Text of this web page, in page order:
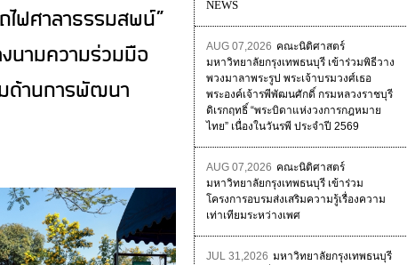
ฟศาลาธรรมสพน์”
นามความร่วมมือ
ด้านการพัฒนา
NEWS
AUG 07,2026 คณะนิติศาสตร์
มหาวิทยาลัยกรุงเทพธนบุรี เข้าร่วมพิธีวาง
พวงมาลาพระรูป พระเจ้าบรมวงศ์เธอ
พระองค์เจ้ารพีพัฒนศักดิ์ กรมหลวงราชบุรี
ดิเรกฤทธิ์ “พระบิดาแห่งวงการกฎหมาย
ไทย” เนื่องในวันรพี ประจำปี 2569
AUG 07,2026 คณะนิติศาสตร์
มหาวิทยาลัยกรุงเทพธนบุรี เข้าร่วม
โครงการอบรมส่งเสริมความรู้เรื่องความ
เท่าเทียมระหว่างเพศ
JUL 31,2026 มหาวิทยาลัยกรุงเทพธนบุรี